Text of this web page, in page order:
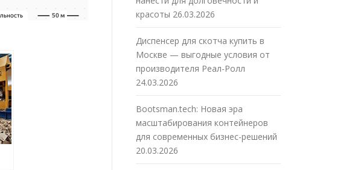
красоты 26.03.2026
Диспенсер для скотча купить в
Москве — выгодные условия от
производителя Реал-Ролл
24.03.2026
Bootsman.tech: Новая эра
масштабирования контейнеров
для современных бизнес-решений
20.03.2026